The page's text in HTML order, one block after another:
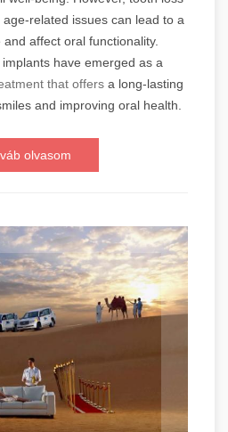
related issues can lead to a
affect oral functionality.
have emerged as a
that offers a long-lasting
and improving oral health.
olvasom